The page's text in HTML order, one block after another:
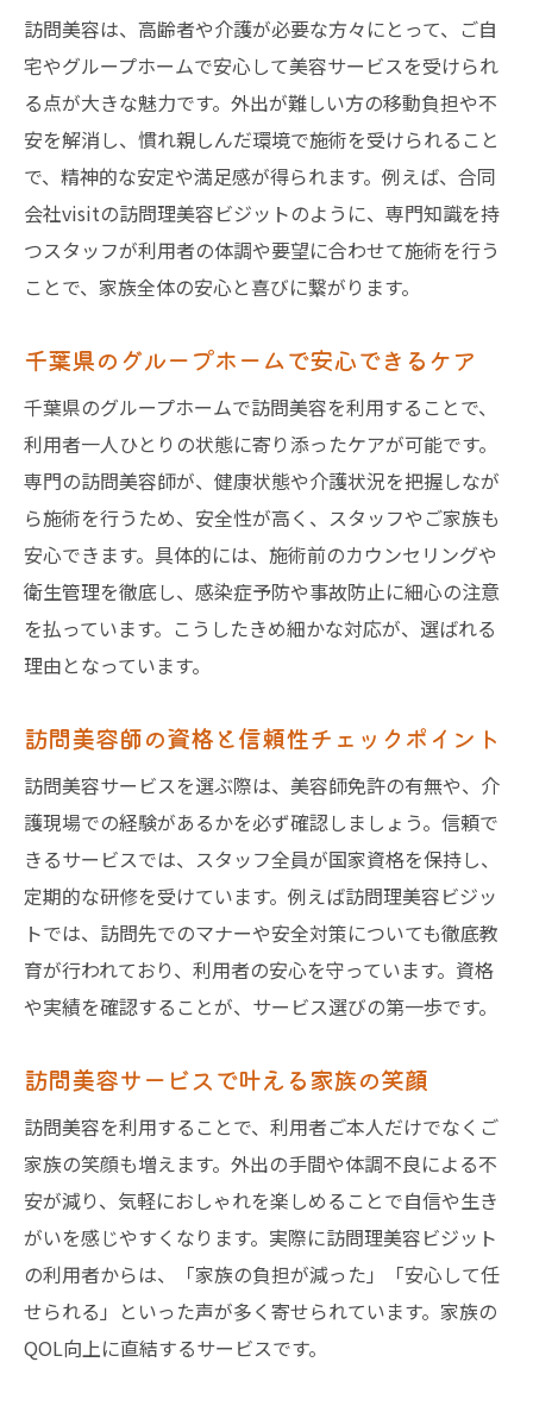
訪問美容は、高齢者や介護が必要な方々にとって、ご自
宅やグループホームで安心して美容サービスを受けられ
る点が大きな魅力です。外出が難しい方の移動負担や不
安を解消し、慣れ親しんだ環境で施術を受けられること
で、精神的な安定や満足感が得られます。例えば、合同
会社visitの訪問理美容ビジットのように、専門知識を持
つスタッフが利用者の体調や要望に合わせて施術を行う
ことで、家族全体の安心と喜びに繋がります。
千葉県のグループホームで安心できるケア
千葉県のグループホームで訪問美容を利用することで、
利用者一人ひとりの状態に寄り添ったケアが可能です。
専門の訪問美容師が、健康状態や介護状況を把握しなが
ら施術を行うため、安全性が高く、スタッフやご家族も
安心できます。具体的には、施術前のカウンセリングや
衛生管理を徹底し、感染症予防や事故防止に細心の注意
を払っています。こうしたきめ細かな対応が、選ばれる
理由となっています。
訪問美容師の資格と信頼性チェックポイント
訪問美容サービスを選ぶ際は、美容師免許の有無や、介
護現場での経験があるかを必ず確認しましょう。信頼で
きるサービスでは、スタッフ全員が国家資格を保持し、
定期的な研修を受けています。例えば訪問理美容ビジッ
トでは、訪問先でのマナーや安全対策についても徹底教
育が行われており、利用者の安心を守っています。資格
や実績を確認することが、サービス選びの第一歩です。
訪問美容サービスで叶える家族の笑顔
訪問美容を利用することで、利用者ご本人だけでなくご
家族の笑顔も増えます。外出の手間や体調不良による不
安が減り、気軽におしゃれを楽しめることで自信や生き
がいを感じやすくなります。実際に訪問理美容ビジット
の利用者からは、「家族の負担が減った」「安心して任
せられる」といった声が多く寄せられています。家族の
QOL向上に直結するサービスです。